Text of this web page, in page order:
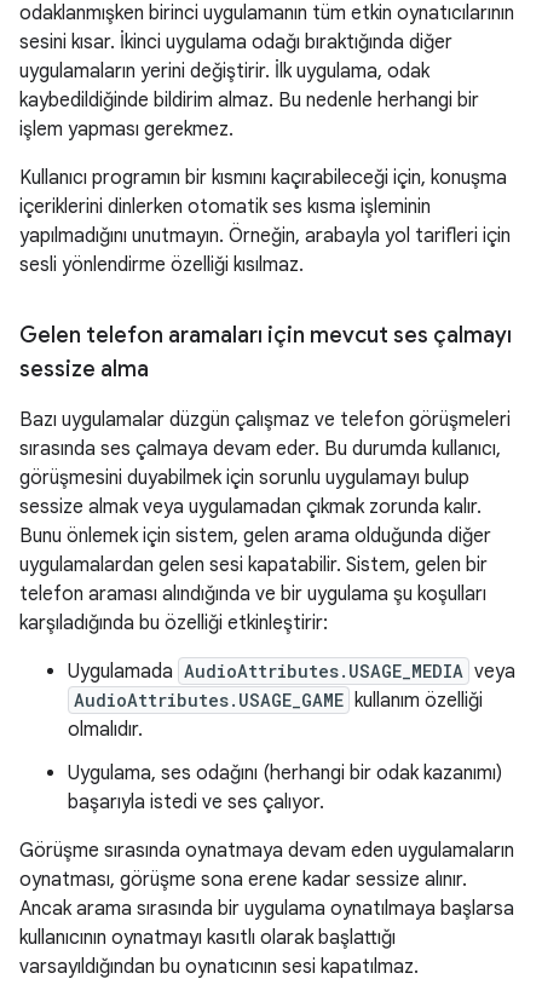
odaklanmışken birinci uygulamanın tüm etkin oynatıcılarının
sesini kısar. İkinci uygulama odağı bıraktığında diğer
uygulamaların yerini değiştirir. İlk uygulama, odak
kaybedildiğinde bildirim almaz. Bu nedenle herhangi bir
işlem yapması gerekmez.
Kullanıcı programın bir kısmını kaçırabileceği için, konuşma
içeriklerini dinlerken otomatik ses kısma işleminin
yapılmadığını unutmayın. Örneğin, arabayla yol tarifleri için
sesli yönlendirme özelliği kısılmaz.
Gelen telefon aramaları için mevcut ses çalmayı
sessize alma
Bazı uygulamalar düzgün çalışmaz ve telefon görüşmeleri
sırasında ses çalmaya devam eder. Bu durumda kullanıcı,
görüşmesini duyabilmek için sorunlu uygulamayı bulup
sessize almak veya uygulamadan çıkmak zorunda kalır.
Bunu önlemek için sistem, gelen arama olduğunda diğer
uygulamalardan gelen sesi kapatabilir. Sistem, gelen bir
telefon araması alındığında ve bir uygulama şu koşulları
karşıladığında bu özelliği etkinleştirir:
Uygulamada AudioAttributes.USAGE_MEDIA veya
AudioAttributes.USAGE_GAME kullanım özelliği
olmalıdır.
Uygulama, ses odağını (herhangi bir odak kazanımı)
başarıyla istedi ve ses çalıyor.
Görüşme sırasında oynatmaya devam eden uygulamaların
oynatması, görüşme sona erene kadar sessize alınır.
Ancak arama sırasında bir uygulama oynatılmaya başlarsa
kullanıcının oynatmayı kasıtlı olarak başlattığı
varsayıldığından bu oynatıcının sesi kapatılmaz.